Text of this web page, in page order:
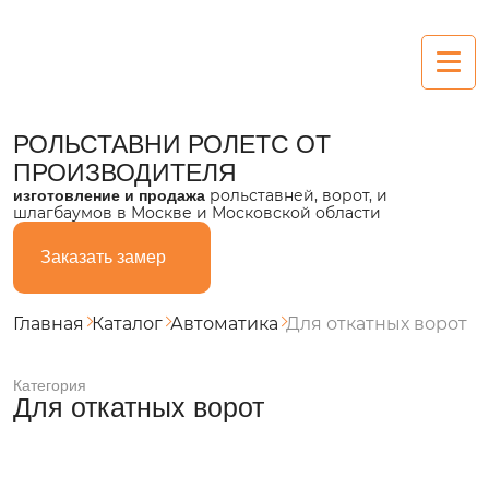
Алюминиевые
Пластиковые
Из поликарбоната
Секционные
РОЛЬСТАВНИ РОЛЕТС ОТ
ПРОИЗВОДИТЕЛЯ
изготовление и продажа рольставней, ворот, и
шлагбаумов в Москве и Московской области
Заказать замер
Главная Каталог Автоматика Для откатных ворот
Категория
Для откатных ворот